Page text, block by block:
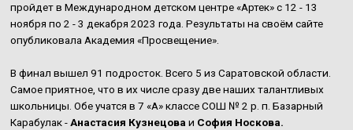
пройдет в Международном детском центре «Артек» с 12 - 13
ноября по 2 - 3 декабря 2023 года. Результаты на своём сайте
опубликовала Академия «Просвещение».
В финал вышел 91 подросток. Всего 5 из Саратовской области.
Самое приятное, что в их числе сразу две наших талантливых
школьницы. Обе учатся в 7 «А» классе СОШ № 2 р. п. Базарный
Карабулак -Анастасия Кузнецоваи София Носкова.